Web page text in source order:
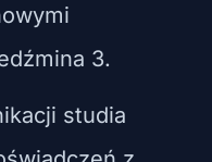
3.
studia